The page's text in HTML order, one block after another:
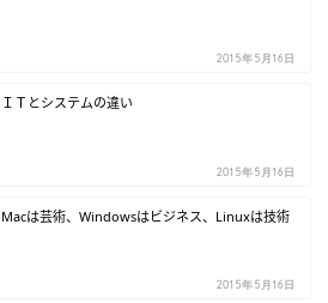
2015年5月16日
ＩＴとシステムの違い
2015年5月16日
Macは芸術、Windowsはビジネス、Linuxは技術
2015年5月16日